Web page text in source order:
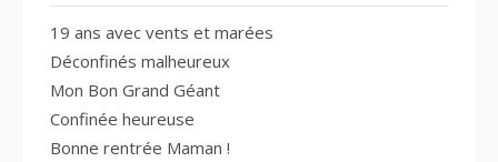
19 ans avec vents et marées
Déconfinés malheureux
Mon Bon Grand Géant
Confinée heureuse
Bonne rentrée Maman !